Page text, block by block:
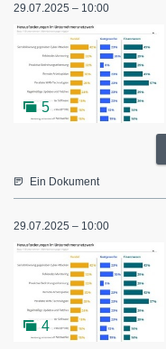
29.07.2025 – 10:00
5
Ein Dokument
29.07.2025 – 10:00
4